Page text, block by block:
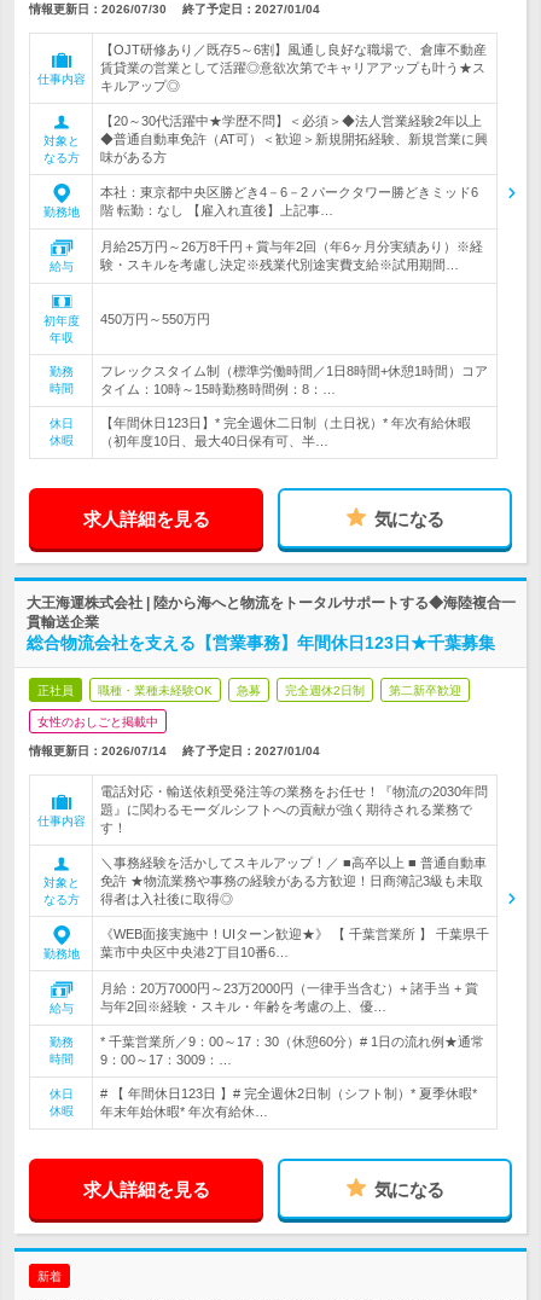
情報更新日：2026/07/30 終了予定日： 2027/01/04
仕事内容
【OJT研修あり／既存5～6割】風通し良好な職場で、倉庫不動産
賃貸業の営業として活躍◎意欲次第でキャリアアップも叶う★ス
キルアップ◎
対象と
なる方
【20～30代活躍中★学歴不問】＜必須＞◆法人営業経験2年以上
◆普通自動車免許（AT可）＜歓迎＞新規開拓経験、新規営業に興
味がある方
勤務地
本社：東京都中央区勝どき4－6－2 パークタワー勝どきミッド6
階 転勤：なし 【雇入れ直後】上記事…
給与
月給25万円～26万8千円＋賞与年2回（年6ヶ月分実績あり）※経
験・スキルを考慮し決定※残業代別途実費支給※試用期間…
初年度
年収
450万円～550万円
勤務
時間
フレックスタイム制（標準労働時間／1日8時間+休憩1時間）コア
タイム：10時～15時勤務時間例：8：…
休日
休暇
【年間休日123日】* 完全週休二日制（土日祝）* 年次有給休暇
（初年度10日、最大40日保有可、半…
求人詳細を見る 気になる
大王海運株式会社 | 陸から海へと物流をトータルサポートする◆海陸複合一
貫輸送企業
総合物流会社を支える【営業事務】年間休日123日★千葉募集
正社員 職種・業種未経験OK 急募 完全週休2日制 第二新卒歓迎
女性のおしごと掲載中
情報更新日：2026/07/14 終了予定日： 2027/01/04
仕事内容
電話対応・輸送依頼受発注等の業務をお任せ！『物流の2030年問
題』に関わるモーダルシフトへの貢献が強く期待される業務で
す！
対象と
なる方
＼事務経験を活かしてスキルアップ！／ ■高卒以上 ■ 普通自動車
免許 ★物流業務や事務の経験がある方歓迎！日商簿記3級も未取
得者は入社後に取得◎
勤務地
《WEB面接実施中！UIターン歓迎★》 【 千葉営業所 】 千葉県千
葉市中央区中央港2丁目10番6…
給与
月給：20万7000円～23万2000円（一律手当含む）+ 諸手当 + 賞
与年2回※経験・スキル・年齢を考慮の上、優…
勤務
時間
* 千葉営業所／9：00～17：30（休憩60分）# 1日の流れ例★通常
9：00～17：3009：…
休日
休暇
# 【 年間休日123日 】# 完全週休2日制（シフト制）* 夏季休暇*
年末年始休暇* 年次有給休…
求人詳細を見る 気になる
新着